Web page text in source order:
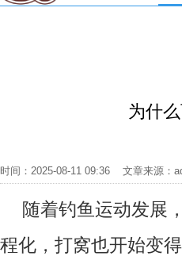
为什
时间：2025-08-11 09:36 文章来
随着钓鱼运动发展
程化，打窝也开始变